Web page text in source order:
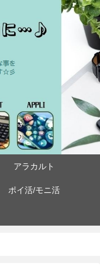
アラカルト
ポイ活/モニ活